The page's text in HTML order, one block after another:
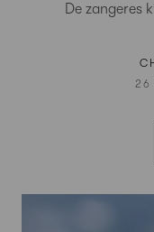
De zangeres
26